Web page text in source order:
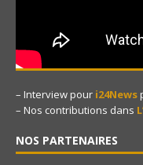
– Interview pour i24News
– Nos contributions dans
NOS PARTENAIRES